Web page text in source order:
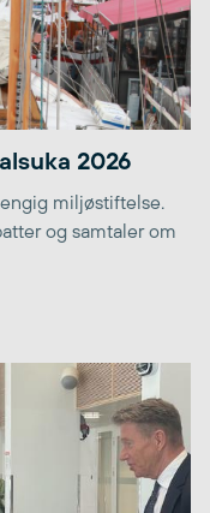
2026
miljøstiftelse.
og samtaler om